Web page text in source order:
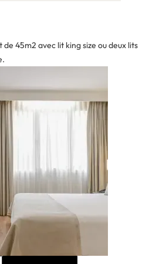
45m2 avec lit king size ou deux lits